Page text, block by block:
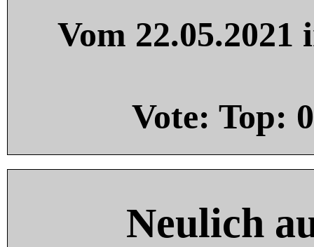
Vom
Vote: Top: 0
Neulich